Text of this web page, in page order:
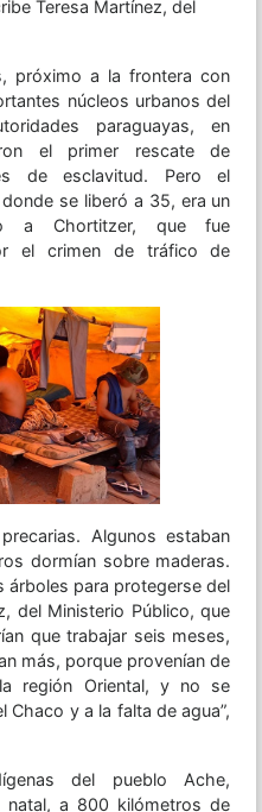
Teresa Martínez, del
próximo a la frontera con
núcleos urbanos del
paraguayas, en
el primer rescate de
de esclavitud. Pero el
se liberó a 35, era un
a Chortitzer, que fue
el crimen de tráfico de
Algunos estaban
dormían sobre maderas.
árboles para protegerse del
del Ministerio Público, que
que trabajar seis meses,
más, porque provenían de
región Oriental, y no se
Chaco y a la falta de agua”,
del pueblo Ache,
natal, a 800 kilómetros de